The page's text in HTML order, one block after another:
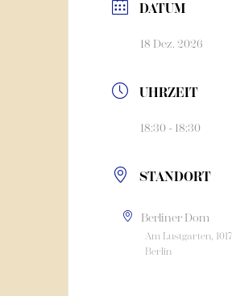
DATUM
18 Dez. 2026
UHRZEIT
18:30 - 18:30
STANDORT
Berliner Dom
Am Lustgarten,
Berlin